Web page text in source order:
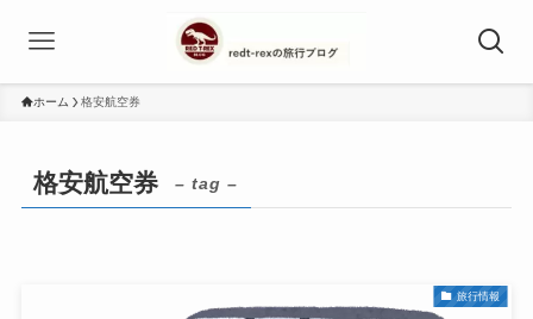
ホーム 格安航空券
格安航空券 – tag –
旅行情報